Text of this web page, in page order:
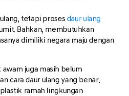
tetapi proses daur ulang
Bahkan, membutuhkan
dimiliki negara maju dengan
juga masih belum
cara daur ulang yang benar.
ramah lingkungan